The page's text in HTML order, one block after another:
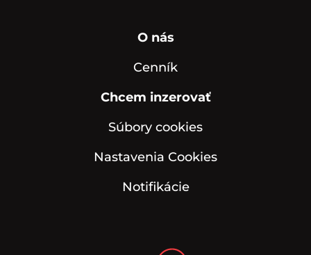
O nás
Cenník
Chcem inzerovať
Súbory cookies
Nastavenia Cookies
Notifikácie